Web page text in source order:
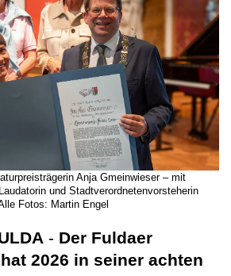
Anja Gmeinwieser – mit
und Stadtverordnetenvorsteherin
Fotos: Martin Engel
- Der Fuldaer
2026 in seiner achten